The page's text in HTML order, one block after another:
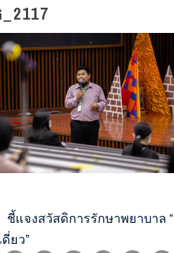
ชี้แจงสวัสดิการรักษาพยาบาล
ยว”